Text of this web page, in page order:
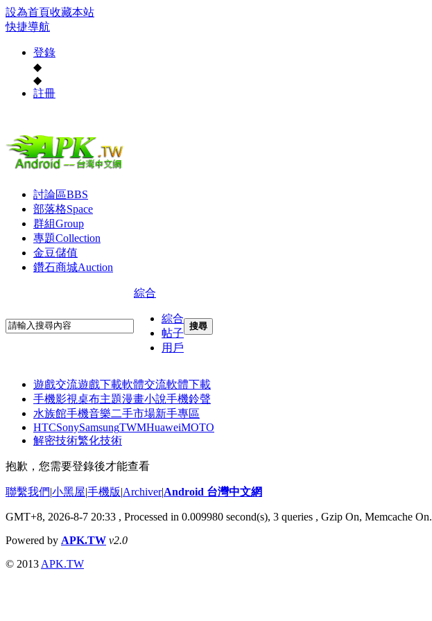
設為首頁收藏本站
快捷導航
登錄
◆
◆
註冊
討論區BBS
部落格Space
群組Group
專題Collection
金豆儲值
鑽石商城Auction
綜合
綜合
帖子
用戶
搜尋
遊戲交流遊戲下載軟體交流軟體下載
手機影視桌布主題漫畫小說手機鈴聲
水族館手機音樂二手市場新手專區
HTCSonySamsungTWMHuaweiMOTO
解密技術繁化技術
抱歉，您需要登錄後才能查看
聯繫我們|小黑屋|手機版|Archiver|Android 台灣中文網
GMT+8, 2026-8-7 20:33 , Processed in 0.009980 second(s), 3 queries , Gzip On, Memcache On.
Powered by APK.TW v2.0
© 2013 APK.TW